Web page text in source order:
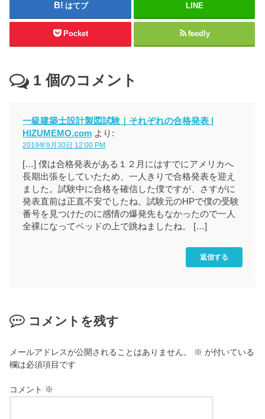
はてブ LINE
Pocket feedly
1 個のコメント
一級建築士設計製図試験｜それぞれの合格発表 |
HIZUMEMO.com より:
2019年9月30日 12:00 PM
[…] 僕は合格発表がある１２月にはすでにアメリカへ
長期出張をしていたため、一人きりで合格発表を迎え
ました。試験中に合格を確信した僕ですが、さすがに
発表直前は正直不安でしたね。試験元のHPで僕の受験
番号を見つけたのに感情の爆発先もなかったので一人
全裸になってベッドの上で跳ねましたね。 […]
返信する
コメントを残す
メールアドレスが公開されることはありません。 ※ が付いている
欄は必須項目です
コメント ※